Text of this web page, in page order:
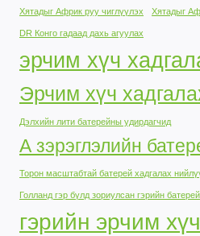
Хятадыг Африк руу чиглүүлэх Хятадыг
DR Конго гадаад дахь агуулах
эрчим хүч
Эрчим хүч
Дэлхийн лити батерейны удирдагчид
А зэрэглэлийн
Торон масштабтай батерей хадгалах
Голланд гэр бүлд зориулсан гэрийн батерей
гэрийн эрчим